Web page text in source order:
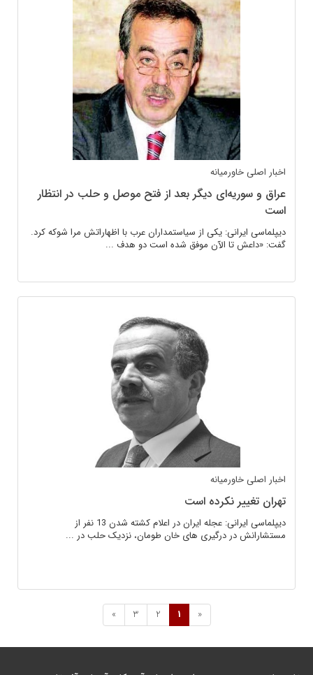
اخبار اصلی خاورمیانه
عراق و سوریه‌ای دیگر بعد از فتح موصل و حلب در انتظار
است
دیپلماسی ایرانی: یکی از سیاستمداران عرب با اظهاراتش مرا شوکه کرد.
گفت: «داعش تا الآن موفق شده است دو هدف ...
اخبار اصلی خاورمیانه
تهران تغییر نکرده است
دیپلماسی ایرانی: عجله ایران در اعلام کشته شدن 13 نفر از
مستشارانش در درگیری های خان طومان، نزدیک حلب در ...
«
1
2
3
»